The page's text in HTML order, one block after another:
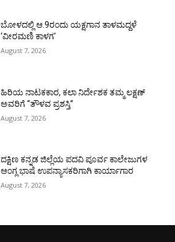
ಬೋಳದಲ್ಲಿ ಆ.9ರಂದು ಯಕ್ಷಗಾನ ತಾಳಮದ್ದಳೆ
‘ವೀರಮಣಿ ಕಾಳಗ’
August 7, 2026
ಹಿರಿಯ ನಾಟಕಕಾರ, ಕಲಾ ನಿರ್ದೇಶಕ ತಮ್ಮ ಲಕ್ಷಣ್
ಅವರಿಗೆ “ತೌಳವ ಪ್ರಶಸ್ತಿ”
August 7, 2026
ದಕ್ಷಿಣ ಕನ್ನಡ ಜಿಲ್ಲೆಯ ಪದವಿ ಪೂರ್ವ ಕಾಲೇಜುಗಳ
ಆಂಗ್ಲ ಭಾಷೆ ಉಪನ್ಯಾಸಕರಿಗಾಗಿ ಕಾರ್ಯಾಗಾರ
August 7, 2026